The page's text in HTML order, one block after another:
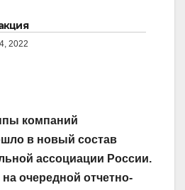
2022
компаний
в новый состав
ассоциации России.
очередной отчетно-